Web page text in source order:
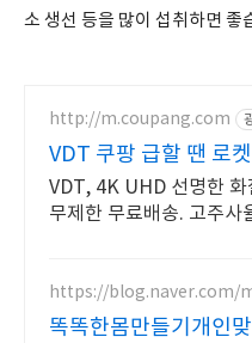
소 생선 등을 많이 섭취하면 좋
http://m.coupang.com
VDT 쿠팡 급할 땐 로
VDT, 4K UHD 선명한 화
무제한 무료배송. 고주
https://blog.naver.com/
똑똑한몸만들기개인